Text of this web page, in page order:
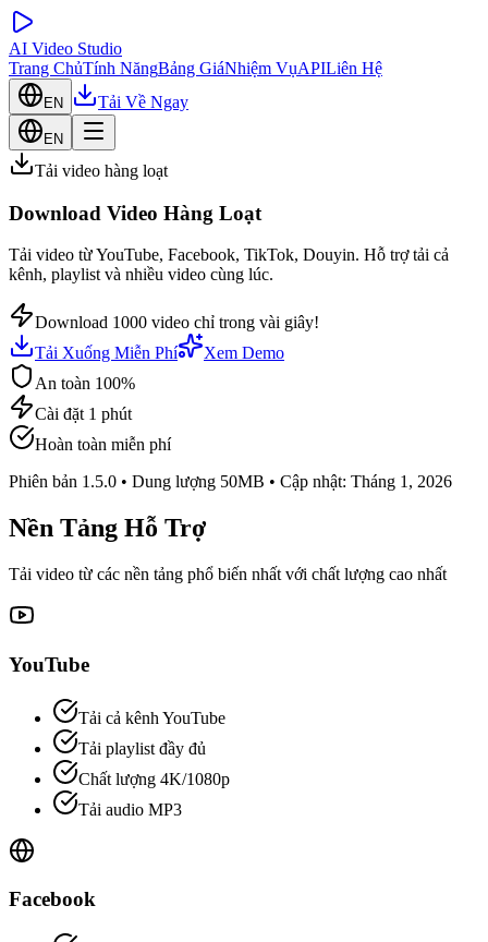
AI Video Studio
Trang ChủTính NăngBảng GiáNhiệm VụAPILiên Hệ
EN Tải Về Ngay
EN
Tải video hàng loạt
Download Video Hàng Loạt
Tải video từ YouTube, Facebook, TikTok, Douyin. Hỗ trợ tải cả
kênh, playlist và nhiều video cùng lúc.
Download 1000 video chỉ trong vài giây!
Tải Xuống Miễn Phí
Xem Demo
An toàn 100%
Cài đặt 1 phút
Hoàn toàn miễn phí
Phiên bản 1.5.0 • Dung lượng 50MB • Cập nhật: Tháng 1, 2026
Nền Tảng Hỗ Trợ
Tải video từ các nền tảng phổ biến nhất với chất lượng cao nhất
YouTube
Tải cả kênh YouTube
Tải playlist đầy đủ
Chất lượng 4K/1080p
Tải audio MP3
Facebook